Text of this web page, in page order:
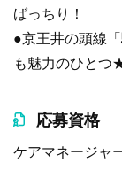
ばっちり！
●京王井の頭線
も魅力のひとつ
応募資格
ケアマネージャ